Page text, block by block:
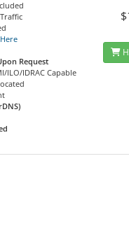
Request
ILO/IDRAC Capable